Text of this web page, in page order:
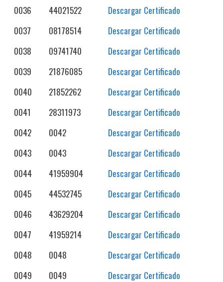
0036
44021522
Descargar Certificado
0037
08178514
Descargar Certificado
0038
09741740
Descargar Certificado
0039
21876085
Descargar Certificado
0040
21852262
Descargar Certificado
0041
28311973
Descargar Certificado
0042
0042
Descargar Certificado
0043
0043
Descargar Certificado
0044
41959904
Descargar Certificado
0045
44532745
Descargar Certificado
0046
43629204
Descargar Certificado
0047
41959214
Descargar Certificado
0048
0048
Descargar Certificado
0049
0049
Descargar Certificado